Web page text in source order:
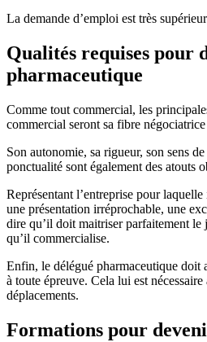
La demande d’emploi est très
Qualités requises pour
pharmaceutique
Comme tout commercial, les
commercial seront sa fibre
Son autonomie, sa rigueur, son sens
ponctualité sont également des atouts
Représentant l’entreprise pour
une présentation irréprochable, une
dire qu’il doit maitriser parfaitement
qu’il commercialise.
Enfin, le délégué pharmaceutique doit
à toute épreuve. Cela lui est
déplacements.
Formations pour